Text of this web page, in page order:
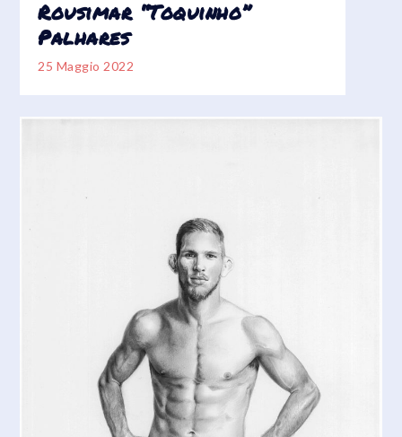
Rousimar “Toquinho”
Palhares
25 Maggio 2022